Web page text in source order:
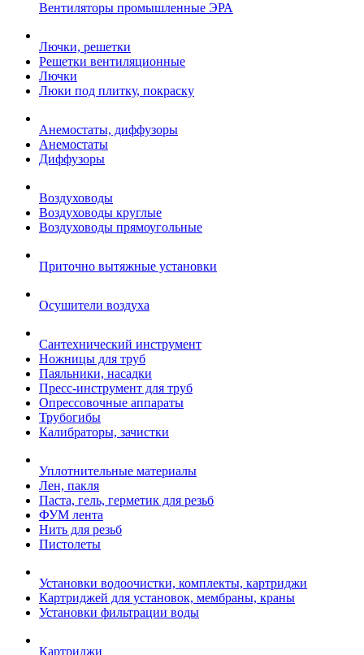
Вентиляторы промышленные ЭРА
Лючки, решетки
Решетки вентиляционные
Лючки
Люки под плитку, покраску
Анемостаты, диффузоры
Анемостаты
Диффузоры
Воздуховоды
Воздуховоды круглые
Воздуховоды прямоугольные
Приточно вытяжные установки
Осушители воздуха
Сантехнический инструмент
Ножницы для труб
Паяльники, насадки
Пресс-инструмент для труб
Опрессовочные аппараты
Трубогибы
Калибраторы, зачистки
Уплотнительные материалы
Лен, пакля
Паста, гель, герметик для резьб
ФУМ лента
Нить для резьб
Пистолеты
Установки водоочистки, комплекты, картриджи
Картриджей для установок, мембраны, краны
Установки фильтрации воды
Картриджи